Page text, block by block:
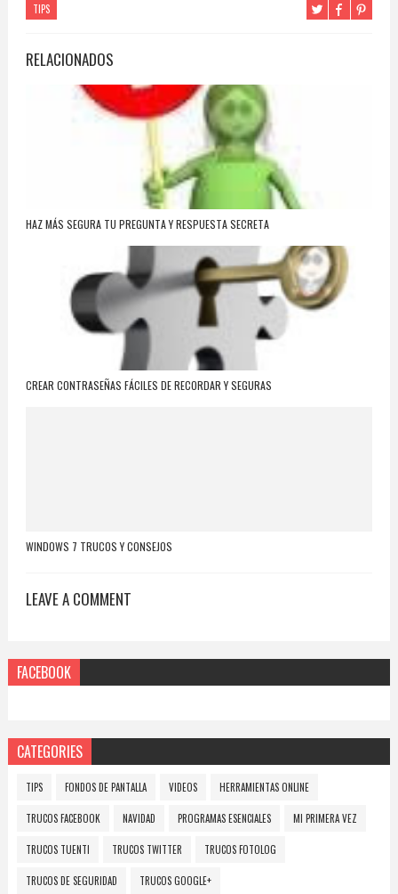
TIPS
RELACIONADOS
HAZ MÁS SEGURA TU PREGUNTA Y RESPUESTA SECRETA
CREAR CONTRASEÑAS FÁCILES DE RECORDAR Y SEGURAS
WINDOWS 7 TRUCOS Y CONSEJOS
LEAVE A COMMENT
FACEBOOK
CATEGORIES
TIPS FONDOS DE PANTALLA VIDEOS HERRAMIENTAS ONLINE
TRUCOS FACEBOOK NAVIDAD PROGRAMAS ESENCIALES MI PRIMERA VEZ
TRUCOS TUENTI TRUCOS TWITTER TRUCOS FOTOLOG
TRUCOS DE SEGURIDAD TRUCOS GOOGLE+